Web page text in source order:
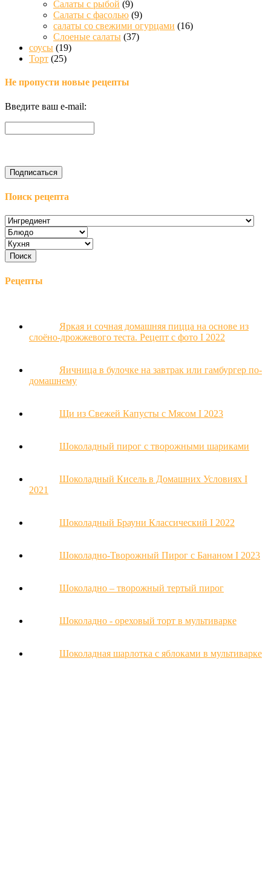
Салаты с рыбой (9)
Салаты с фасолью (9)
салаты со свежими огурцами (16)
Слоеные салаты (37)
соусы (19)
Торт (25)
Не пропусти новые рецепты
Введите ваш e-mail:
Поиск рецепта
Рецепты
Яркая и сочная домашняя пицца на основе из
слоёно-дрожжевого теста. Рецепт с фото Ι 2022
Яичница в булочке на завтрак или гамбургер по-
домашнему
Щи из Свежей Капусты с Мясом Ι 2023
Шоколадный пирог с творожными шариками
Шоколадный Кисель в Домашних Условиях Ι
2021
Шоколадный Брауни Классический Ι 2022
Шоколадно-Творожный Пирог с Бананом Ι 2023
Шоколадно – творожный тертый пирог
Шоколадно - ореховый торт в мультиварке
Шоколадная шарлотка с яблоками в мультиварке